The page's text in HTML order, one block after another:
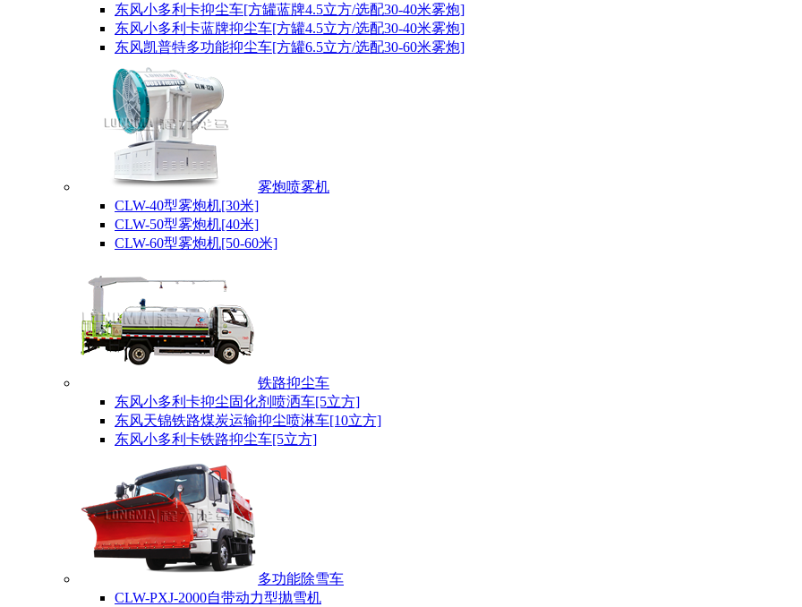
东风小多利卡抑尘车[方罐蓝牌4.5立方/选配30-40米雾炮]
东风小多利卡蓝牌抑尘车[方罐4.5立方/选配30-40米雾炮]
东风凯普特多功能抑尘车[方罐6.5立方/选配30-60米雾炮]
雾炮喷雾机
CLW-40型雾炮机[30米]
CLW-50型雾炮机[40米]
CLW-60型雾炮机[50-60米]
铁路抑尘车
东风小多利卡抑尘固化剂喷洒车[5立方]
东风天锦铁路煤炭运输抑尘喷淋车[10立方]
东风小多利卡铁路抑尘车[5立方]
多功能除雪车
CLW-PXJ-2000自带动力型抛雪机